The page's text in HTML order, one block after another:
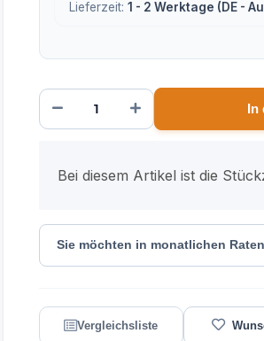
Lieferzeit: 1 - 2 Werktage (DE -
In
Bei diesem Artikel ist die
Sie möchten in monatlichen